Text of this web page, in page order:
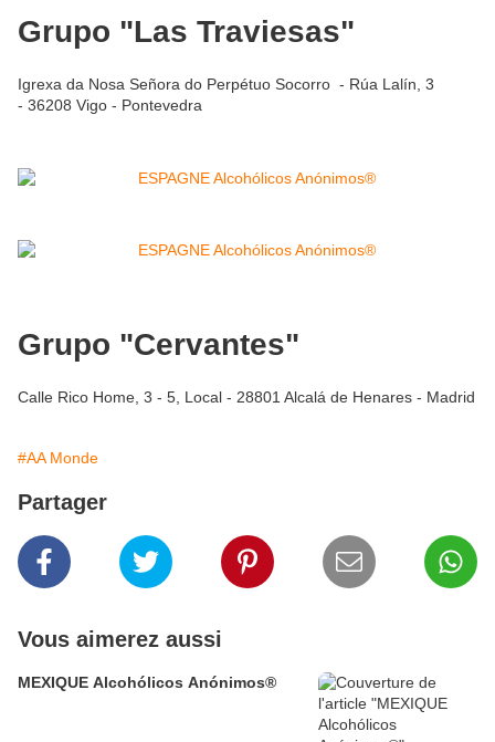
Grupo "Las Traviesas"
Igrexa da Nosa Señora do Perpétuo Socorro - Rúa Lalín, 3
- 36208 Vigo - Pontevedra
Grupo "Cervantes"
Calle Rico Home, 3 - 5, Local - 28801 Alcalá de Henares - Madrid
#AA Monde
Partager
Vous aimerez aussi
MEXIQUE Alcohólicos Anónimos®